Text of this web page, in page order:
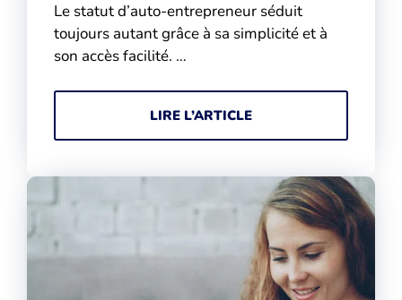
Le statut d’auto-entrepreneur séduit
toujours autant grâce à sa simplicité et à
son accès facilité. …
LIRE L’ARTICLE